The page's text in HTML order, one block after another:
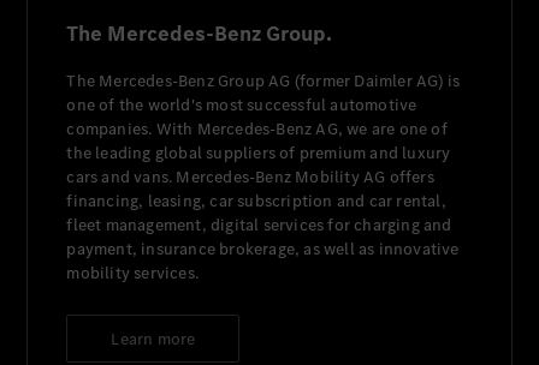
The Mercedes-Benz Group.
The Mercedes-Benz Group AG (former Daimler AG) is
one of the world's most successful automotive
companies. With Mercedes-Benz AG, we are one of
the leading global suppliers of premium and luxury
cars and vans. Mercedes-Benz Mobility AG offers
financing, leasing, car subscription and car rental,
fleet management, digital services for charging and
payment, insurance brokerage, as well as innovative
mobility services.
Learn more